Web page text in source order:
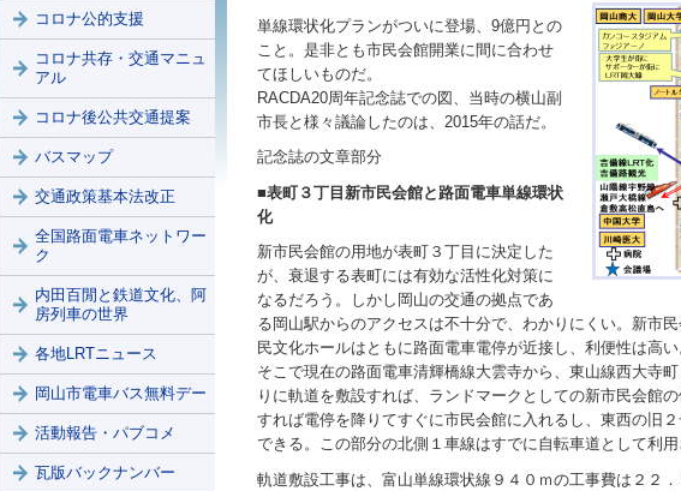
単線環状化プランがついに登場、9億円との
こと。是非とも市民会館開業に間に合わせ
てほしいものだ。
RACDA20周年記念誌での図、当時の横山副
市長と様々議論したのは、2015年の話だ。
記念誌の文章部分
■表町３丁目新市民会館と路面電車単線環状
化
新市民会館の用地が表町３丁目に決定した
が、衰退する表町には有効な活性化対策に
なるだろう。しかし岡山の交通の拠点であ
る岡山駅からのアクセスは不十分で、わかりにくい。新市
民文化ホールはともに路面電車電停が近接し、利便性は高い
そこで現在の路面電車清輝橋線大雲寺から、東山線西大寺
りに軌道を敷設すれば、ランドマークとしての新市民会館
すれば電停を降りてすぐに市民会館に入れるし、東西の旧
できる。この部分の北側１車線はすでに自転車道として利用
軌道敷設工事は、富山単線環状線９４０ｍの工事費は２２
コロナ公的支援
コロナ共存・交通マニュ
アル
コロナ後公共交通提案
バスマップ
交通政策基本法改正
全国路面電車ネットワー
ク
内田百閒と鉄道文化、阿
房列車の世界
各地LRTニュース
岡山市電車バス無料デー
活動報告・パブコメ
瓦版バックナンバー